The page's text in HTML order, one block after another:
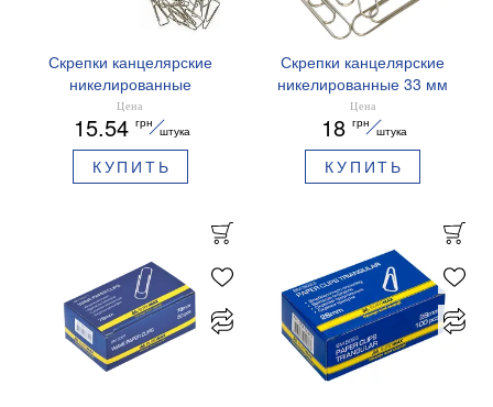
Скрепки канцелярские
никелированные
треугольные 25 мм 100
шт.Buromax BM.5007
Цена
15.54 грн
штука
КУПИТЬ
Скрепки канцелярские
никелированные 33 мм
100 шт.Buromax BM.5003
Цена
18 грн
штука
КУПИТЬ